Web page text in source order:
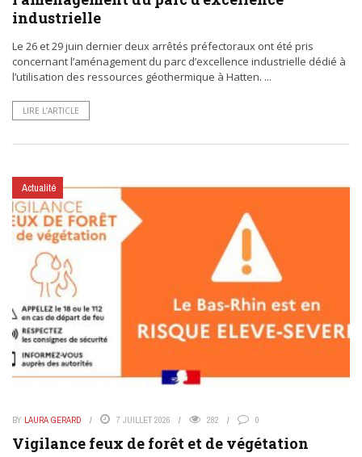
industrielle
Le 26 et 29 juin dernier deux arrêtés préfectoraux ont été pris
concernant l’aménagement du parc d’excellence industrielle dédié à
l’utilisation des ressources géothermique à Hatten. ...
LIRE L’ARTICLE
Actualité
BY LAURA GERARD 7 JUILLET 2026 282 0
Vigilance feux de forêt et de végétation